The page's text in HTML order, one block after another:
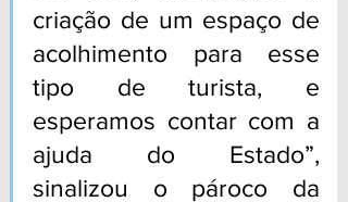
criação de um espaço de
acolhimento para esse
tipo de turista, e
esperamos contar com a
ajuda do Estado”,
sinalizou o pároco da